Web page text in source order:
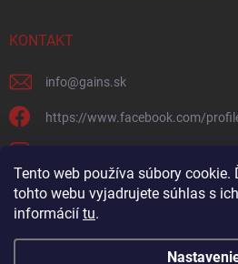
Tento web používa súbory cookie.
tohto webu vyjadrujete súhlas s
informácií tu.
KONTAKT
info@gains.sk
https://www.facebook.com/